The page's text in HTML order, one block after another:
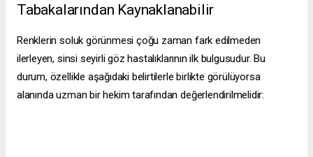
Tabakalarından Kaynaklanabilir
Renklerin soluk görünmesi çoğu zaman fark edilmeden
ilerleyen, sinsi seyirli göz hastalıklarının ilk bulgusudur. Bu
durum, özellikle aşağıdaki belirtilerle birlikte görülüyorsa
alanında uzman bir hekim tarafından değerlendirilmelidir: